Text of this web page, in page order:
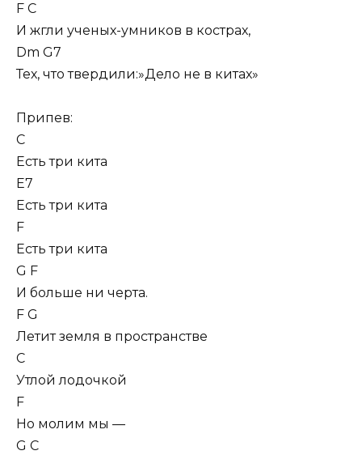
F C
И жгли ученых-умников в кострах,
Dm G7
Тех, что твердили:»Дело не в китах»
Припев:
C
Есть три кита
E7
Есть три кита
F
Есть три кита
G F
И больше ни черта.
F G
Летит земля в пространстве
C
Утлой лодочкой
F
Но молим мы —
G C